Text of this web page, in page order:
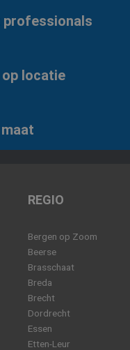
professionals
locatie
REGIO
Bergen op Zoom
Beerse
Brasschaat
Breda
Brecht
Dordrecht
Essen
Etten-Leur